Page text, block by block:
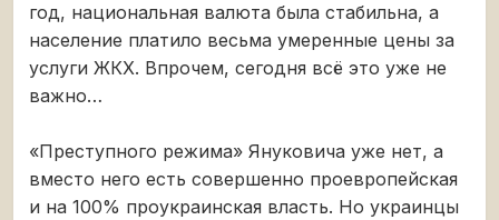
год, национальная валюта была стабильна, а
население платило весьма умеренные цены за
услуги ЖКХ. Впрочем, сегодня всё это уже не
важно…
«Преступного режима» Януковича уже нет, а
вместо него есть совершенно проевропейская
и на 100% проукраинская власть. Но украинцы